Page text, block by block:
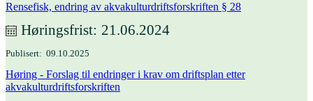
Rensefisk, endring av akvakulturdriftsforskriften § 28
Høringsfrist 21.06.2024
Publisert 09.10.2025
Høring - Forslag til endringer i krav om driftsplan etter
akvakulturdriftsforskriften